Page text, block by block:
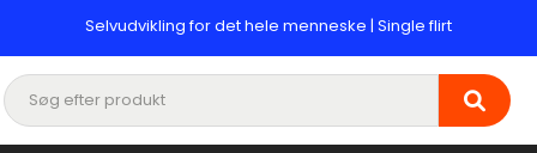
Selvudvikling for det hele menneske | Single flirt